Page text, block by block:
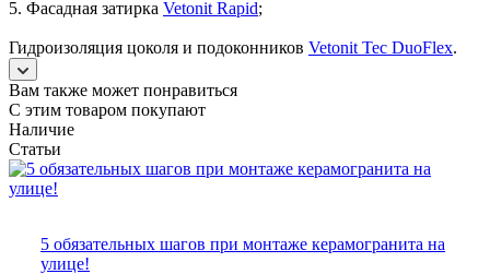
5. Фасадная затирка Vetonit Rapid;
Гидроизоляция цоколя и подоконников Vetonit Tec DuoFlex.
Вам также может понравиться
С этим товаром покупают
Наличие
Статьи
5 обязательных шагов при монтаже керамогранита на
улице!